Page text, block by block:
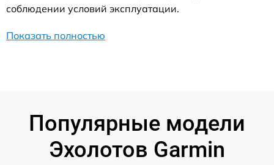
соблюдении условий эксплуатации.
Показать полностью
Популярные модели
Эхолотов Garmin